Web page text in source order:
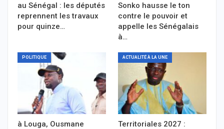
au Sénégal : les députés
reprennent les travaux
pour quinze…
Sonko hausse le ton
contre le pouvoir et
appelle les Sénégalais
à…
POLITIQUE
à Louga, Ousmane
ACTUALITÉ À LA UNE
Territoriales 2027 :